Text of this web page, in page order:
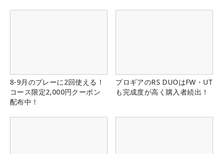
8-9月のプレーに2回使える！
コース限定2,000円クーポン
配布中！
プロギアのRS DUOはFW・UT
も完成度が高く購入者続出！